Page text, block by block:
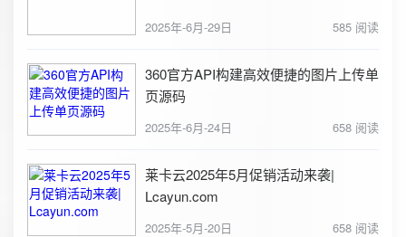
2025年-6月-29日 585 阅读
360官方API构建高效便捷的图片上传单
页源码
2025年-6月-24日 658 阅读
莱卡云2025年5月促销活动来袭|
Lcayun.com
2025年-5月-20日 658 阅读